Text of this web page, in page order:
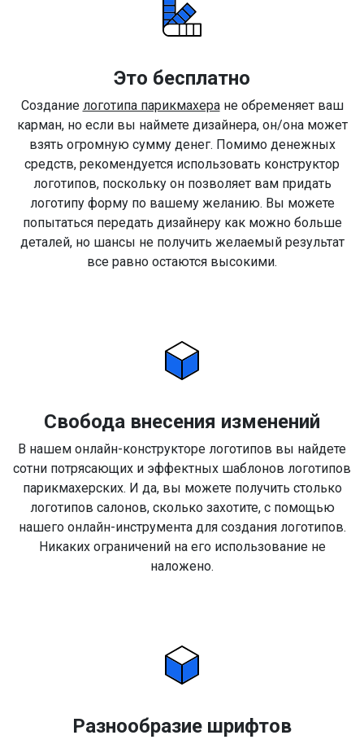
Это бесплатно
Создание логотипа парикмахеране обременяет ваш
карман, но если вы наймете дизайнера, он/она может
взять огромную сумму денег. Помимо денежных
средств, рекомендуется использовать конструктор
логотипов, поскольку он позволяет вам придать
логотипу форму по вашему желанию. Вы можете
попытаться передать дизайнеру как можно больше
деталей, но шансы не получить желаемый результат
все равно остаются высокими.
Свобода внесения изменений
В нашем онлайн-конструкторе логотипов вы найдете
сотни потрясающих и эффектных шаблонов логотипов
парикмахерских. И да, вы можете получить столько
логотипов салонов, сколько захотите, с помощью
нашего онлайн-инструмента для создания логотипов.
Никаких ограничений на его использование не
наложено.
Разнообразие шрифтов